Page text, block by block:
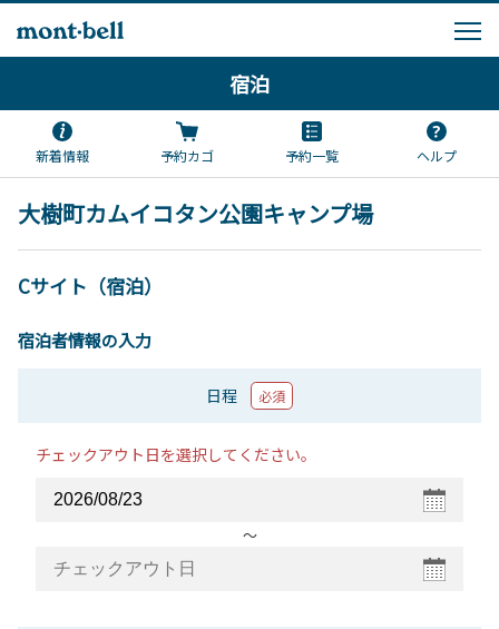
宿泊
新着情報 予約カゴ 予約一覧 ヘルプ
大樹町カムイコタン公園キャンプ場
Cサイト（宿泊）
宿泊者情報の入力
日程 必須
チェックアウト日を選択してください。
〜